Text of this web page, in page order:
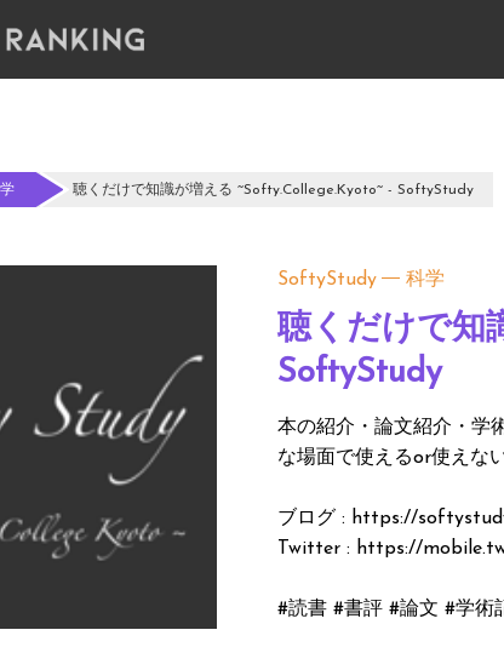
聴くだけで知識が増える ~Softy.College.Kyoto~ - SoftyStudy
SoftyStudy 科学
聴くだけで知
SoftyStudy
本の紹介・論文紹介・学
な場面で使えるor使えな
ブログ : https://
Twitter : https://
#読書 #書評 #論文 #学術